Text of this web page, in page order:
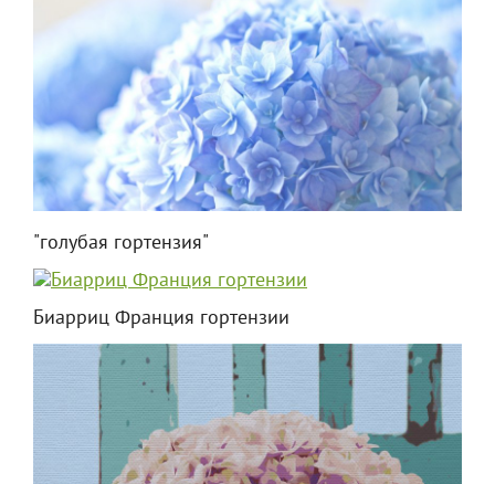
"голубая гортензия"
Биарриц Франция гортензии